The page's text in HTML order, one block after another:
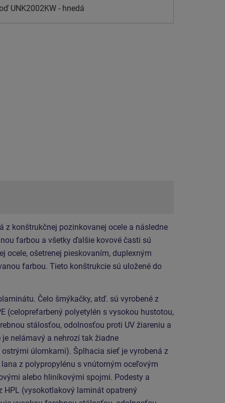
UNK2002KW - hnedá
z konštrukčnej pozinkovanej ocele a následne
farbou a všetky ďalšie kovové časti sú
ocele, ošetrenej pieskovaním, duplexným
farbou. Tieto konštrukcie sú uložené do
Čelo šmýkačky, atď. sú vyrobené z
(celoprefarbený polyetylén s vysokou hustotou,
stálosťou, odolnosťou proti UV žiareniu a
nelámavý a nehrozí tak žiadne
úlomkami). Šplhacia sieť je vyrobená z
lana z polypropylénu s vnútorným oceľovým
alebo hliníkovými spojmi. Podesty a
HPL (vysokotlakový laminát opatrený